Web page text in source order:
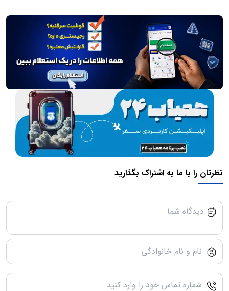
نظرتان را با ما به اشتراک بگذارید